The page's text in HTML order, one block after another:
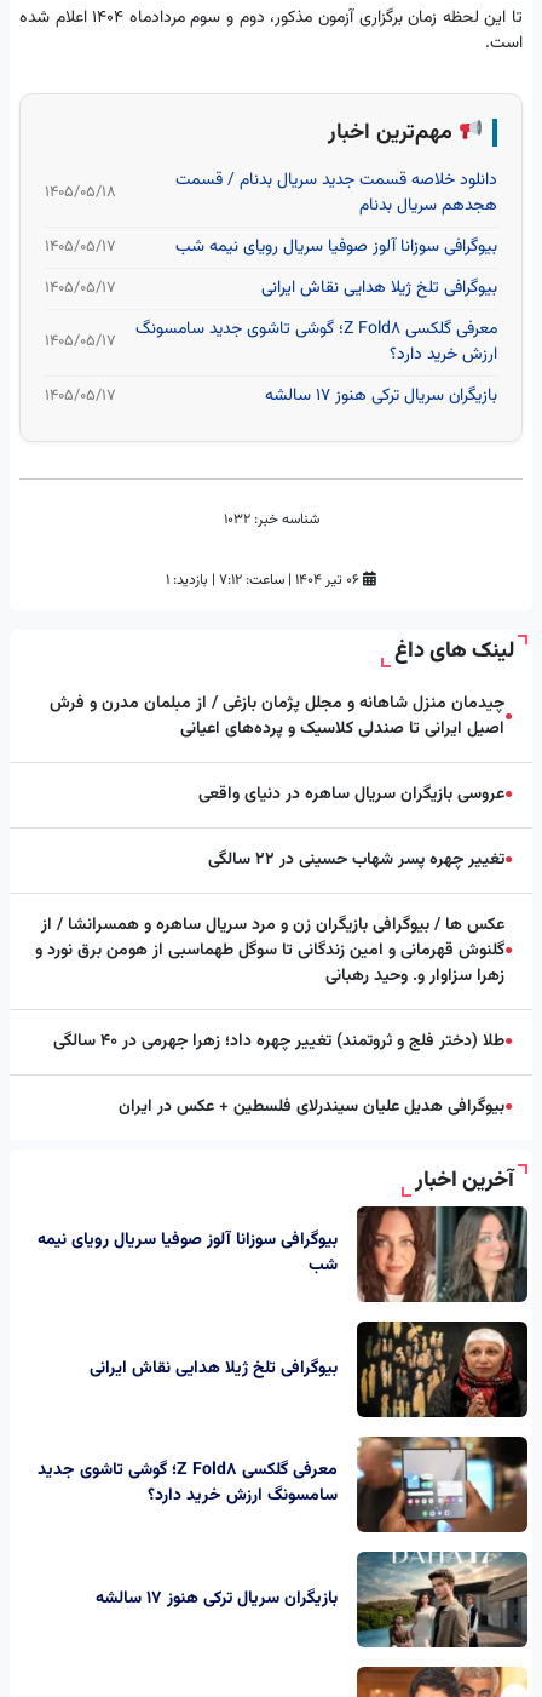
تا این لحظه زمان برگزاری آزمون مذکور، دوم و سوم مردادماه ۱۴۰۴ اعلام شده
است.
مهم‌ترین اخبار
دانلود خلاصه قسمت جدید سریال بدنام / قسمت
هجدهم سریال بدنام
۱۴۰۵/۰۵/۱۸
بیوگرافی سوزانا آلوز صوفیا سریال رویای نیمه شب ۱۴۰۵/۰۵/۱۷
بیوگرافی تلخ ژیلا هدایی نقاش ایرانی ۱۴۰۵/۰۵/۱۷
معرفی گلکسی Z Fold8؛ گوشی تاشوی جدید سامسونگ
ارزش خرید دارد؟
۱۴۰۵/۰۵/۱۷
بازیگران سریال ترکی هنوز ۱۷ سالشه ۱۴۰۵/۰۵/۱۷
شناسه خبر: 1032
| ساعت: ۷:۱۲ | بازدید: 1
لینک های داغ
●چیدمان منزل شاهانه و مجلل پژمان بازغی / از مبلمان مدرن و فرش
اصیل ایرانی تا صندلی کلاسیک و پرده‌های اعیانی
●عروسی بازیگران سریال ساهره در دنیای واقعی
●تغییر چهره پسر شهاب حسینی در ۲۲ سالگی
●
عکس ها / بیوگرافی بازیگران زن و مرد سریال ساهره و همسرانشا / از
گلنوش قهرمانی و امین زندگانی تا سوگل طهماسبی از هومن برق نورد و
زهرا سزاوار و. وحید رهبانی
●طلا (دختر فلج و ثروتمند) تغییر چهره داد؛ زهرا جهرمی در ۴۰ سالگی
●بیوگرافی هدیل علیان سیندرلای فلسطین + عکس در ایران
آخرین اخبار
بیوگرافی سوزانا آلوز صوفیا سریال رویای نیمه
شب
بیوگرافی تلخ ژیلا هدایی نقاش ایرانی
معرفی گلکسی Z Fold8؛ گوشی تاشوی جدید
سامسونگ ارزش خرید دارد؟
بازیگران سریال ترکی هنوز ۱۷ سالشه